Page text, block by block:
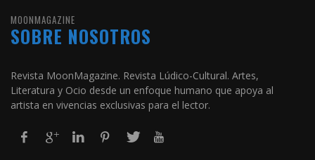
MOONMAGAZINE
SOBRE NOSOTROS
Revista MoonMagazine. Revista Lúdico-Cultural. Artes,
Literatura y Ocio desde un enfoque humano que apoya al
artista en vivencias exclusivas para el lector.